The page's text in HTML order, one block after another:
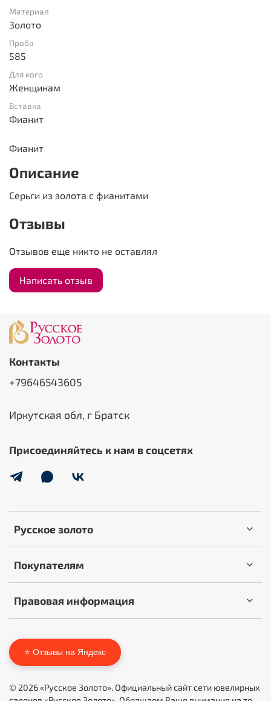
Материал
Золото
Проба
585
Для кого
Женщинам
Вставка
Фианит
Фианит
Описание
Серьги из золота с фианитами
Отзывы
Отзывов еще никто не оставлял
Написать отзыв
Русское золото
Покупателям
Правовая информация
Контакты
+79646543605
Иркутская обл, г Братск
Присоединяйтесь к нам в соцсетях
⭐ Отзывы на Яндекс
© 2026 «Русское Золото». Официальный сайт сети ювелирных